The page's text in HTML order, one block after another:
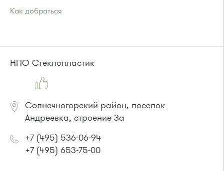
Как добраться
или до остановки"Алабушево":
Автобус № 30
НПО Стеклопластик
Солнечногорский район, поселок
Андреевка, строение 3а
+7 (495) 536-06-94
+7 (495) 653-75-00